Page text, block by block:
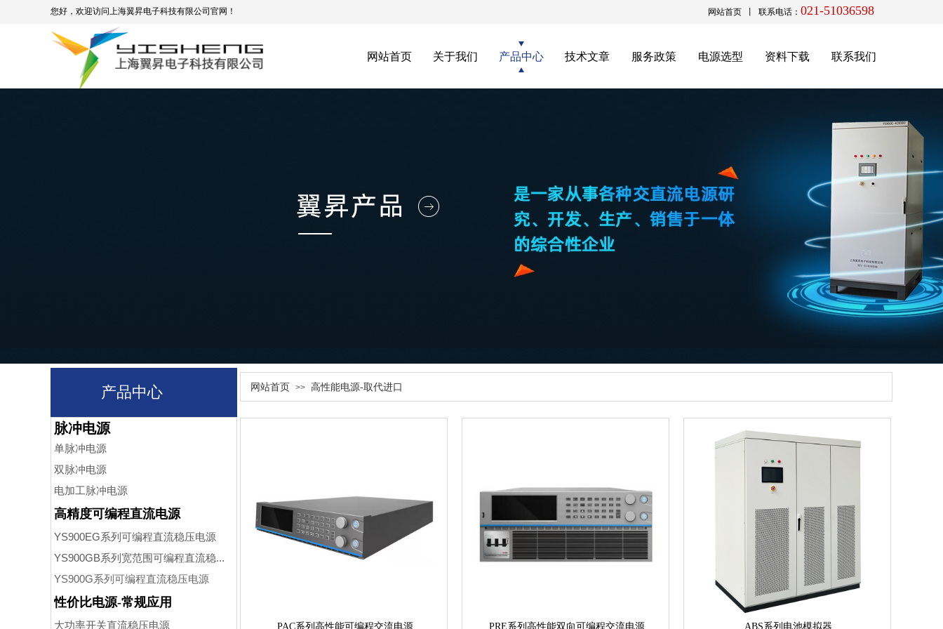
您好，欢迎访问上海翼昇电子科技有限公司官网！ 网站首页 丨 联系电话： 021-51036598
网站首页 关于我们 产品中心 技术文章 服务政策 电源选型 资料下载 联系我们
产品中心 网站首页 >> 高性能电源-取代进口
PAC系列高性能可编程交流电源 PRE系列高性能双向可编程交流电源 ABS系列电池模拟器
脉冲电源
单脉冲电源
双脉冲电源
电加工脉冲电源
高精度可编程直流电源
YS900EG系列可编程直流稳压电源
YS900GB系列宽范围可编程直流稳...
YS900G系列可编程直流稳压电源
性价比电源-常规应用
大功率开关直流稳压电源